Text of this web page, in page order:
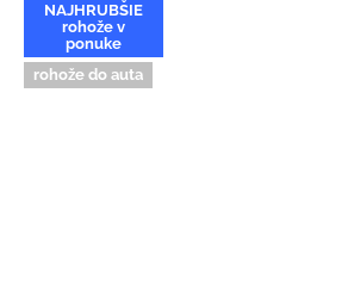
NAJHRUBŠIE
rohože v
ponuke
rohože do auta